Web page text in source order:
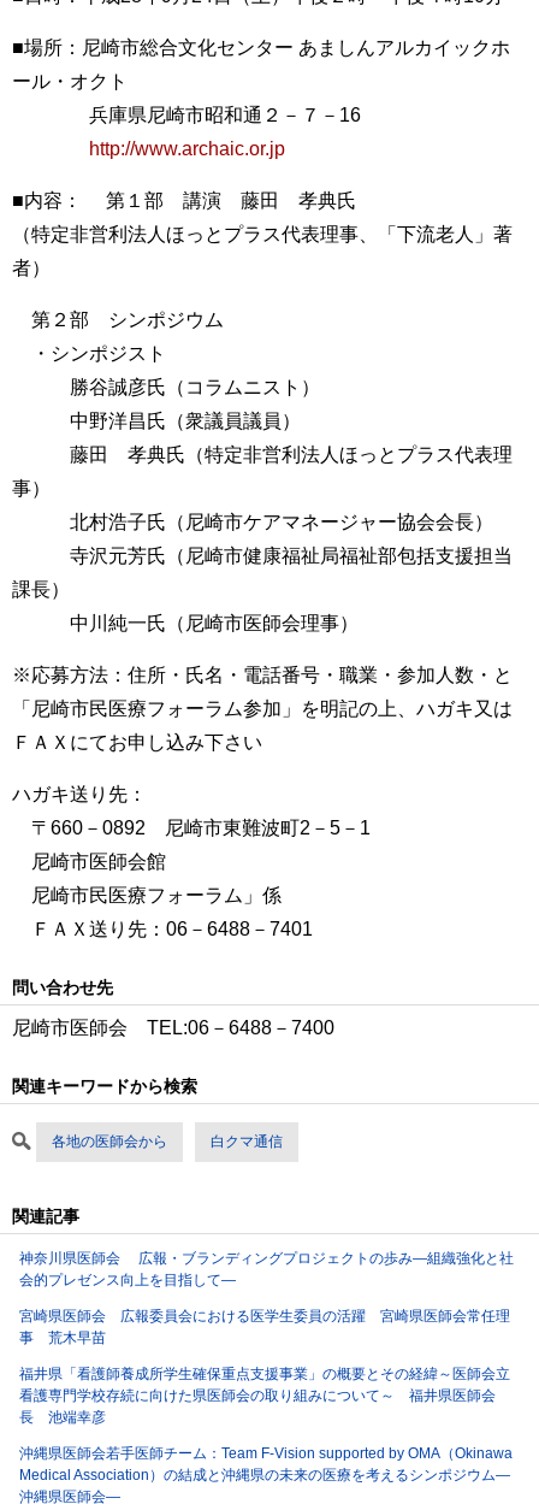
■場所：尼崎市総合文化センター あましんアルカイックホ
ール・オクト
兵庫県尼崎市昭和通２－７－16
http://www.archaic.or.jp
■内容： 第１部 講演 藤田 孝典氏
（特定非営利法人ほっとプラス代表理事、「下流老人」著
者）
第２部 シンポジウム
・シンポジスト
勝谷誠彦氏（コラムニスト）
中野洋昌氏（衆議員議員）
藤田 孝典氏（特定非営利法人ほっとプラス代表理
事）
北村浩子氏（尼崎市ケアマネージャー協会会長）
寺沢元芳氏（尼崎市健康福祉局福祉部包括支援担当
課長）
中川純一氏（尼崎市医師会理事）
※応募方法：住所・氏名・電話番号・職業・参加人数・と
「尼崎市民医療フォーラム参加」を明記の上、ハガキ又は
ＦＡＸにてお申し込み下さい
ハガキ送り先：
〒660－0892 尼崎市東難波町2－5－1
尼崎市医師会館
尼崎市民医療フォーラム」係
ＦＡＸ送り先：06－6488－7401
問い合わせ先
尼崎市医師会 TEL:06－6488－7400
関連キーワードから検索
各地の医師会から 白クマ通信
関連記事
神奈川県医師会 広報・ブランディングプロジェクトの歩み―組織強化と社
会的プレゼンス向上を目指して―
宮崎県医師会 広報委員会における医学生委員の活躍 宮崎県医師会常任理
事 荒木早苗
福井県「看護師養成所学生確保重点支援事業」の概要とその経緯～医師会立
看護専門学校存続に向けた県医師会の取り組みについて～ 福井県医師会
長 池端幸彦
沖縄県医師会若手医師チーム：Team F-Vision supported by OMA（Okinawa
Medical Association）の結成と沖縄県の未来の医療を考えるシンポジウム―
沖縄県医師会―